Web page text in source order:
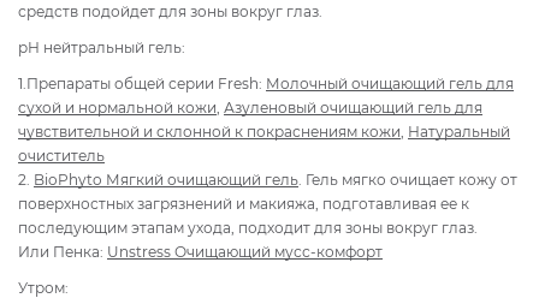
средств подойдет для зоны вокруг глаз.
рН нейтральный гель:
1.Препараты общей серии Fresh: Молочный очищающий гель для
сухой и нормальной кожи Азуленовый очищающий гель для
чувствительной и склонной к покраснениям кожи Натуральный
очиститель
2. BioPhyto Мягкий очищающий гель . Гель мягко очищает кожу от
поверхностных загрязнений и макияжа, подготавливая ее к
последующим этапам ухода, подходит для зоны вокруг глаз.
Или Пенка: Unstress Очищающий мусс-комфорт
Утром: